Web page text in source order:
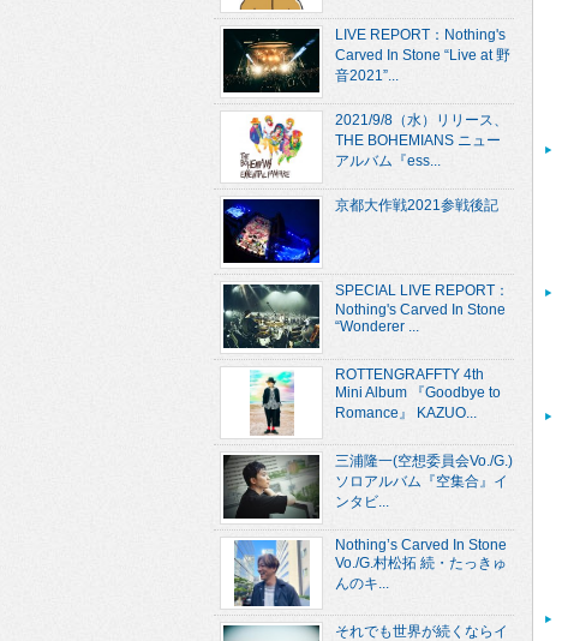
LIVE REPORT：Nothing's
Carved In Stone “Live at 野
音2021”...
2021/9/8（水）リリース、
THE BOHEMIANS ニュー
アルバム『ess...
京都大作戦2021参戦後記
SPECIAL LIVE REPORT：
Nothing's Carved In Stone
“Wonderer ...
ROTTENGRAFFTY 4th
Mini Album 『Goodbye to
Romance』 KAZUO...
三浦隆一(空想委員会Vo./G.)
ソロアルバム『空集合』イ
ンタビ...
Nothing’s Carved In Stone
Vo./G.村松拓 続・たっきゅ
んのキ...
それでも世界が続くならイ